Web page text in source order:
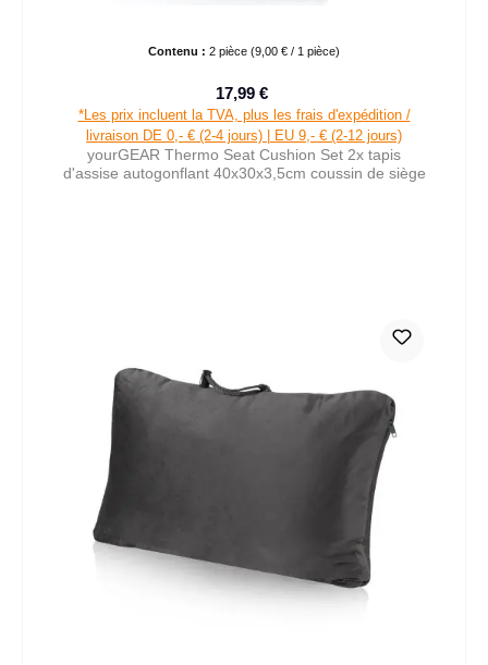
Contenu : 2 pièce (9,00 € / 1 pièce)
Prix de vente :
17,99 €
*Les prix incluent la TVA, plus les frais d'expédition /
livraison DE 0,- € (2-4 jours) | EU 9,- € (2-12 jours)
yourGEAR Thermo Seat Cushion Set 2x tapis
d'assise autogonflant 40x30x3,5cm coussin de siège